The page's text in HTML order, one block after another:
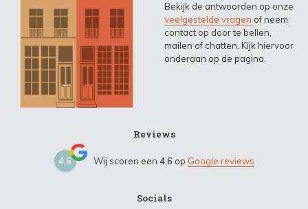
Bekijk de antwoorden op onze
veelgestelde vragen of neem
contact op door te bellen,
mailen of chatten. Kijk hiervoor
onderaan op de pagina.
Reviews
4,6 Wij scoren een 4,6 op Google reviews
Socials